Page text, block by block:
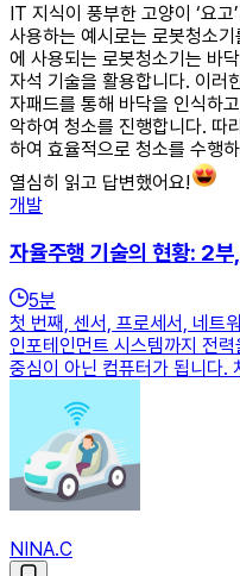
IT 지식이 풍부한 고양이 ‘요
사용하는 예시로는 로봇청소
에 사용되는 로봇청소기는 바
자석 기술을 활용합니다. 이러
자패드를 통해 바닥을 인식하
악하여 청소를 진행합니다. 따
하여 효율적으로 청소를 수행
열심히 읽고 답변했어요!
개발
자율주행 기술의 현황: 2
5분
첫 번째, 센서, 프로세서, 네트
인포테인먼트 시스템까지 전
중심이 아닌 컴퓨터가 됩니다.
NINA.C